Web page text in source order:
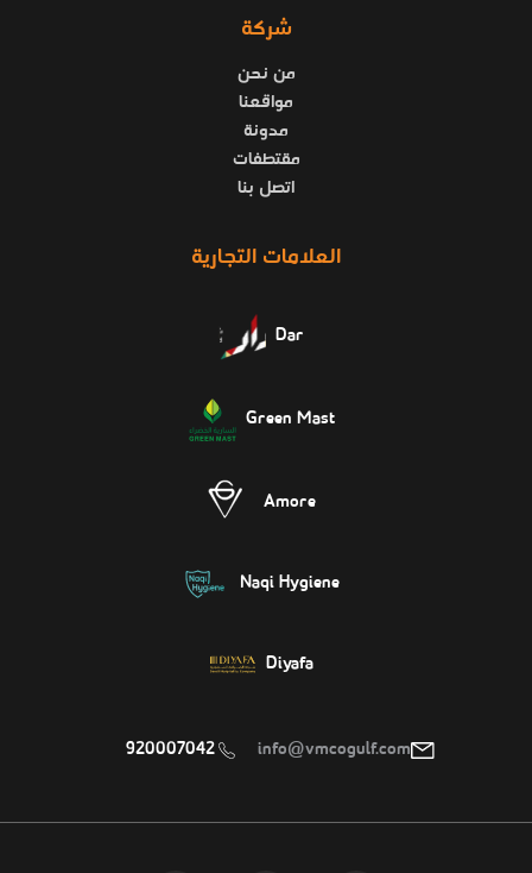
شركة
من نحن
مواقعنا
مدونة
مقتطفات
اتصل بنا
العلامات التجارية
Dar
Green Mast
Amore
Naqi Hygiene
Diyafa
info@vmcogulf.com
920007042